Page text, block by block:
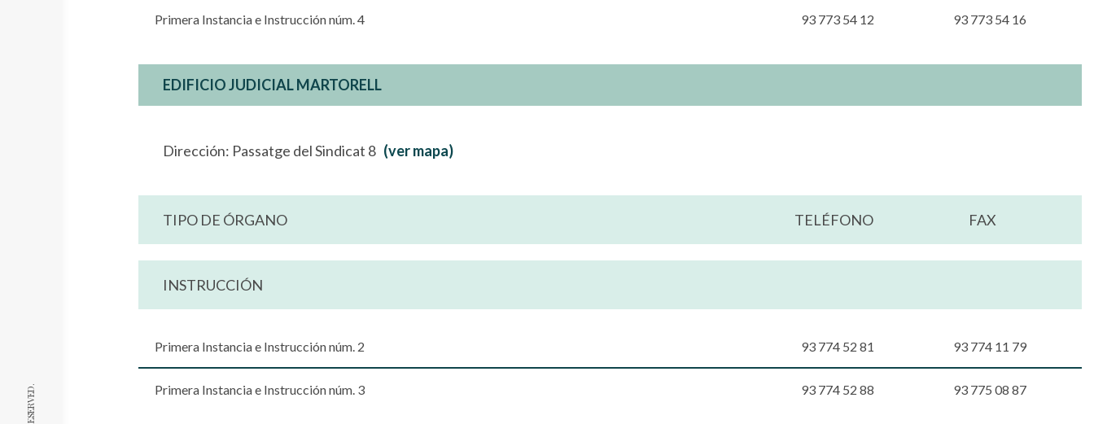
Primera Instancia e Instrucción núm. 4 93 773 54 12 93 773 54 16
EDIFICIO JUDICIAL MARTORELL
Dirección: Passatge del Sindicat 8 (ver mapa)
TIPO DE ÓRGANO TELÉFONO FAX
INSTRUCCIÓN
Primera Instancia e Instrucción núm. 2 93 774 52 81 93 774 11 79
Primera Instancia e Instrucción núm. 3 93 774 52 88 93 775 08 87